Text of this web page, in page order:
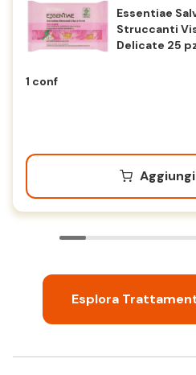
Essentiae
Struccanti
Delicate 25
1 conf
Aggiungi
Esplora